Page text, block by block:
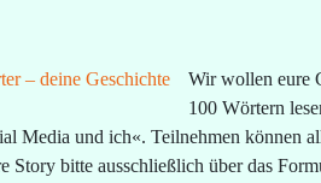
Wir wollen eure
100 Wörtern
Media und ich«. Teilnehmen können
Story bitte ausschließlich über das